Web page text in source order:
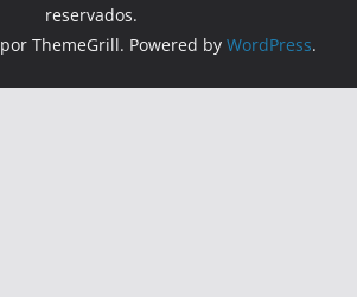
reservados.
por ThemeGrill. Powered by WordPress.